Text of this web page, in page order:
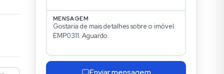
MENSAGEM